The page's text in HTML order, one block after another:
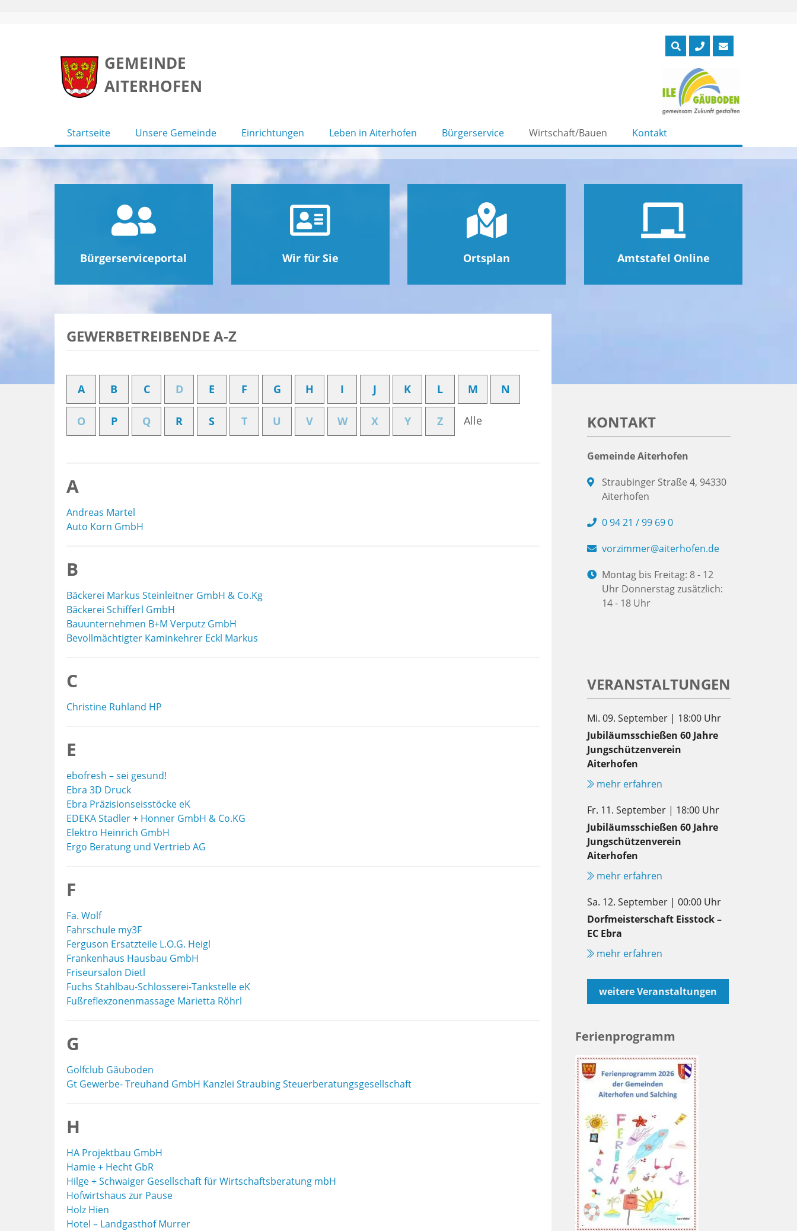
GEMEINDE
AITERHOFEN
Startseite Unsere Gemeinde Einrichtungen Leben in Aiterhofen Bürgerservice Wirtschaft/Bauen Kontakt
Bürgerserviceportal Wir für Sie Ortsplan Amtstafel Online
GEWERBETREIBENDE A-Z
A B C D E F G H I J K L M N
O P Q R S T U V W X Y Z Alle
A
Andreas Martel
Auto Korn GmbH
B
Bäckerei Markus Steinleitner GmbH & Co.Kg
Bäckerei Schifferl GmbH
Bauunternehmen B+M Verputz GmbH
Bevollmächtigter Kaminkehrer Eckl Markus
C
Christine Ruhland HP
E
ebofresh – sei gesund!
Ebra 3D Druck
Ebra Präzisionseisstöcke eK
EDEKA Stadler + Honner GmbH & Co.KG
Elektro Heinrich GmbH
Ergo Beratung und Vertrieb AG
F
Fa. Wolf
Fahrschule my3F
Ferguson Ersatzteile L.O.G. Heigl
Frankenhaus Hausbau GmbH
Friseursalon Dietl
Fuchs Stahlbau-Schlosserei-Tankstelle eK
Fußreflexzonenmassage Marietta Röhrl
G
Golfclub Gäuboden
Gt Gewerbe- Treuhand GmbH Kanzlei Straubing Steuerberatungsgesellschaft
H
HA Projektbau GmbH
Hamie + Hecht GbR
Hilge + Schwaiger Gesellschaft für Wirtschaftsberatung mbH
Hofwirtshaus zur Pause
Holz Hien
Hotel – Landgasthof Murrer
KONTAKT
Gemeinde Aiterhofen
Straubinger Straße 4, 94330
Aiterhofen
0 94 21 / 99 69 0
vorzimmer@aiterhofen.de
Montag bis Freitag: 8 - 12
Uhr Donnerstag zusätzlich:
14 - 18 Uhr
VERANSTALTUNGEN
Mi. 09. September | 18:00 Uhr
Jubiläumsschießen 60 Jahre
Jungschützenverein
Aiterhofen
mehr erfahren
Fr. 11. September | 18:00 Uhr
Jubiläumsschießen 60 Jahre
Jungschützenverein
Aiterhofen
mehr erfahren
Sa. 12. September | 00:00 Uhr
Dorfmeisterschaft Eisstock –
EC Ebra
mehr erfahren
weitere Veranstaltungen
Ferienprogramm